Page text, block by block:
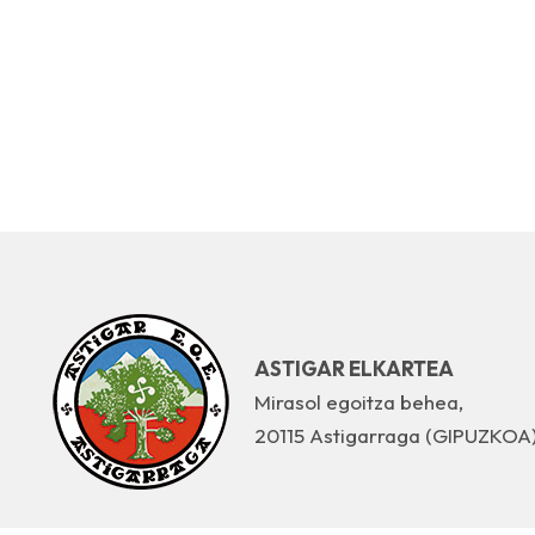
ASTIGAR ELKARTEA
Mirasol egoitza behea,
20115 Astigarraga